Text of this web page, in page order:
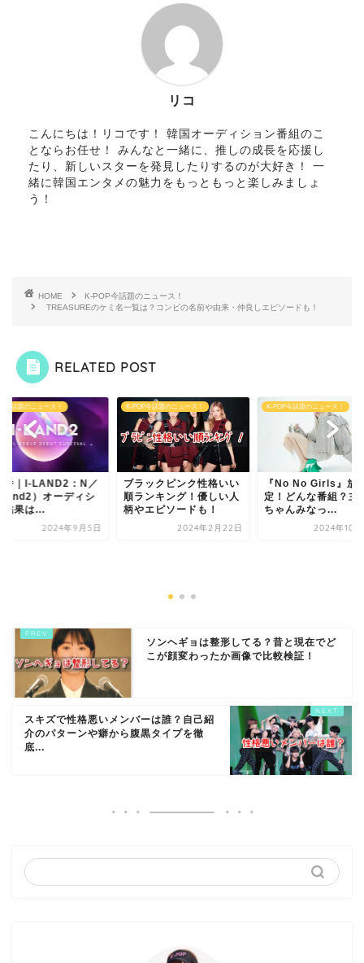
リコ
こんにちは！リコです！ 韓国オーディション番組のこ
とならお任せ！ みんなと一緒に、推しの成長を応援し
たり、新しいスターを発見したりするのが大好き！ 一
緒に韓国エンタメの魅力をもっともっと楽しみましょ
う！
HOME
K-POP今話題のニュース！
TREASUREのケミ名一覧は？コンビの名前や由来・仲良しエピソードも！
RELATED POST
今話題のニュース！ K-POP今話題のニュース！ K-POP今話題のニュース！
ソンヘギョは整形してる？昔と現在でど
こが顔変わったか画像で比較検証！
スキズで性格悪いメンバーは誰？自己紹
介のパターンや癖から腹黒タイプを徹
底...